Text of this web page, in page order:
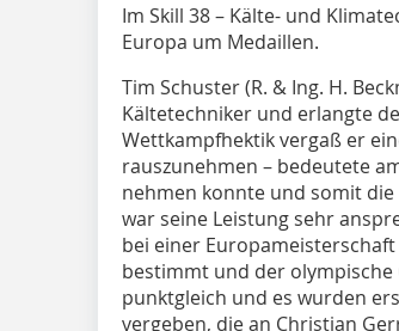
Im Skill 38 – Kälte- und
Europa um Medaillen.
Tim Schuster (R. & Ing. H.
Kältetechniker und erlangte
Wettkampfhektik vergaß er
rauszunehmen – bedeutete
nehmen konnte und somit die
war seine Leistung sehr
bei einer
bestimmt und der olympische
punktgleich und es wurden
vergeben, die an Christian